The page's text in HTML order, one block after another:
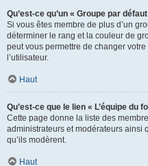
Qu’est-ce qu’un « Groupe par
Si vous êtes membre de plus d’un
déterminer le rang et la couleur de
peut vous permettre de changer
l’utilisateur.
Haut
Qu’est-ce que le lien « L’équipe du
Cette page donne la liste des
administrateurs et modérateurs ainsi
qu’ils modèrent.
Haut